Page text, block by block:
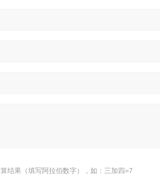
结果（填写阿拉伯数字），如：三加四=7